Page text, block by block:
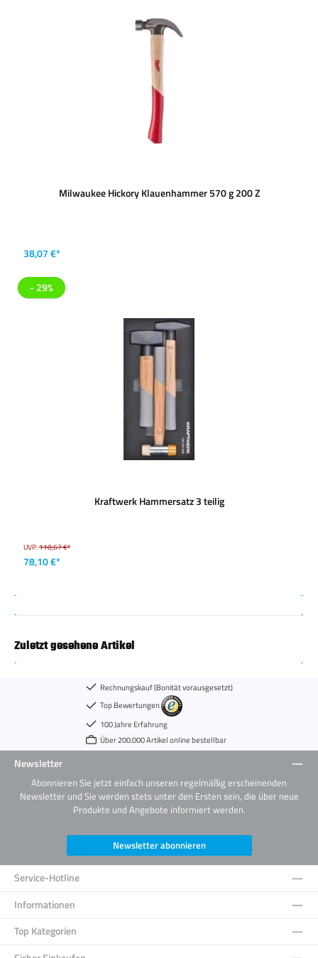
Milwaukee Hickory Klauenhammer 570 g 200 Z
38,07 €*
- 29%
Kraftwerk Hammersatz 3 teilig
UVP:110,67 €*
78,10 €*
Zuletzt gesehene Artikel
Rechnungskauf (Bonität vorausgesetzt)
Top Bewertungen
100 Jahre Erfahrung
Über 200.000 Artikel online bestellbar
Newsletter
Abonnieren Sie jetzt einfach unseren regelmäßig erscheinenden
Newsletter und Sie werden stets unter den Ersten sein, die über neue
Produkte und Angebote informiert werden.
Newsletter abonnieren
Service-Hotline
Informationen
Top Kategorien